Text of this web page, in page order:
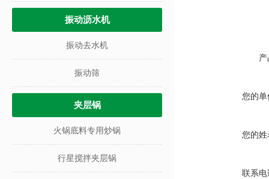
振动沥水机
振动去水机
振动筛
夹层锅
火锅底料专用炒锅
行星搅拌夹层锅
您的单
您的姓
联系电